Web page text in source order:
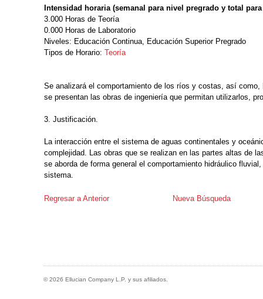
Intensidad horaria (semanal para nivel pregrado y total
3.000 Horas de Teoría
0.000 Horas de Laboratorio
Niveles: Educación Continua, Educación Superior Pregrado
Tipos de Horario: Teoría
Se analizará el comportamiento de los ríos y costas, así
se presentan las obras de ingeniería que permitan utilizarlos,
3. Justificación.
La interacción entre el sistema de aguas continentales y
complejidad. Las obras que se realizan en las partes altas de
se aborda de forma general el comportamiento hidráulico
sistema.
Regresar a Anterior Nueva Búsqueda
© 2026 Ellucian Company L.P. y sus afiliados.